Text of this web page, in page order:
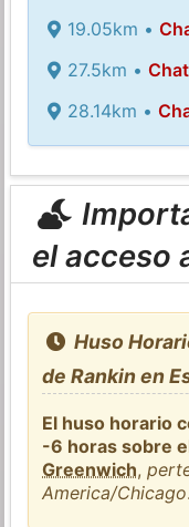
19.05km •
27.5km •
28.14km •
el acceso
Huso
de Rankin en
El huso horario
-6 horas sobre
Greenwich,
America/Chicago.